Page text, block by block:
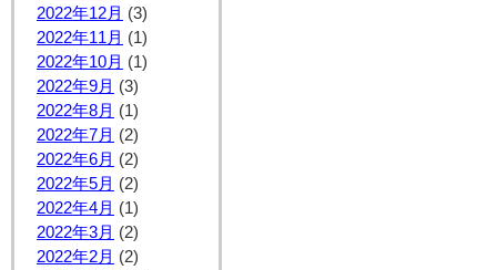
2022年12月 (3)
2022年11月 (1)
2022年10月 (1)
2022年9月 (3)
2022年8月 (1)
2022年7月 (2)
2022年6月 (2)
2022年5月 (2)
2022年4月 (1)
2022年3月 (2)
2022年2月 (2)